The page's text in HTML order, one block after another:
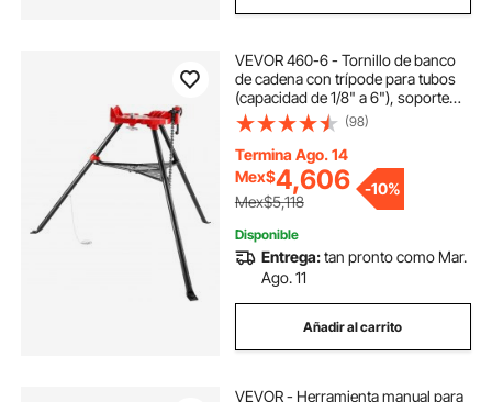
VEVOR 460-6 - Tornillo de banco
de cadena con trípode para tubos
(capacidad de 1/8" a 6"), soporte
portátil con patas de acero
plegables, soportes para gatos de
tubos con bandeja para
herramientas, ideal para diversos
materiales de tubería.
(98)
Termina Ago. 14
Mex$4,606
Mex$5,118
-10%
Disponible
Entrega:tan pronto como Mar.
Ago. 11
Añadir al carrito
VEVOR - Herramienta manual para